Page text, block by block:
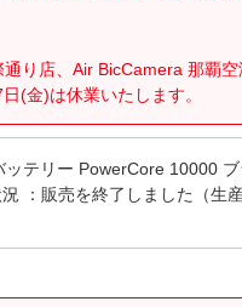
り店、Air BicCamera 那覇空
(金)は休業いたします。
テリー PowerCore 10000
： 販売を終了しました（生産